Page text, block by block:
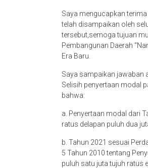
Saya mengucapkan
telah disampaikan oleh
tersebut,semoga tujuan
Pembangunan Daerah
Era Baru.
Saya sampaikan jawaban
Selisih penyertaan modal
bahwa:
a. Penyertaan modal dari
ratus delapan puluh dua
b. Tahun 2021 sesuai
5 Tahun 2010 tentang
puluh satu juta tujuh ratus